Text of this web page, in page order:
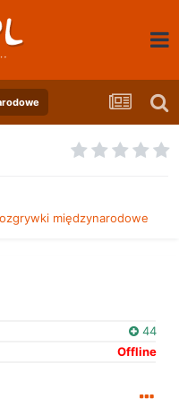
międzynarodowe
44
Offline